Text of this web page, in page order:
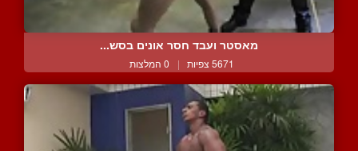
מאסטר ועבד חסר אונים בסש...
5671 צפיות | 0 המלצות